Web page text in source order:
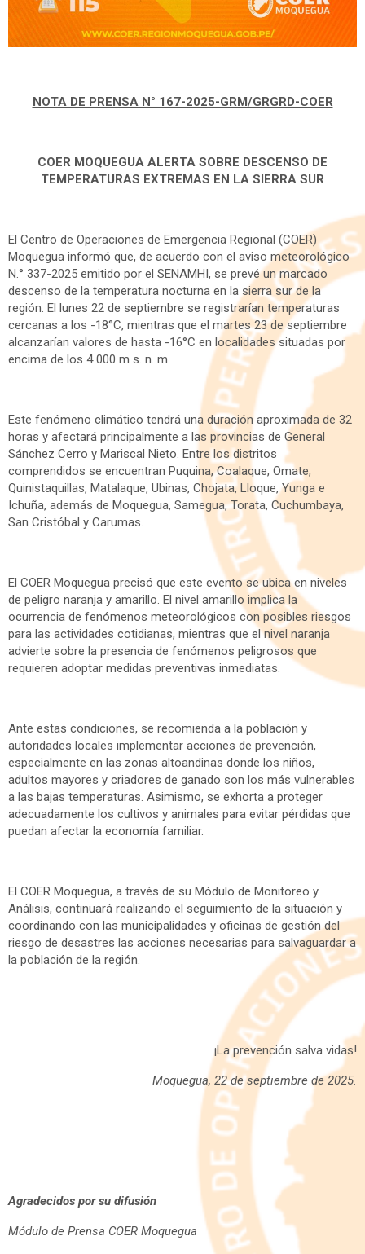
NOTA DE PRENSA N° 167-2025-GRM/GRGRD-COER
COER MOQUEGUA ALERTA SOBRE DESCENSO DE
TEMPERATURAS EXTREMAS EN LA SIERRA SUR
El Centro de Operaciones de Emergencia Regional (COER)
Moquegua informó que, de acuerdo con el aviso meteorológico
N.° 337-2025 emitido por el SENAMHI, se prevé un marcado
descenso de la temperatura nocturna en la sierra sur de la
región. El lunes 22 de septiembre se registrarían temperaturas
cercanas a los -18°C, mientras que el martes 23 de septiembre
alcanzarían valores de hasta -16°C en localidades situadas por
encima de los 4 000 m s. n. m.
Este fenómeno climático tendrá una duración aproximada de 32
horas y afectará principalmente a las provincias de General
Sánchez Cerro y Mariscal Nieto. Entre los distritos
comprendidos se encuentran Puquina, Coalaque, Omate,
Quinistaquillas, Matalaque, Ubinas, Chojata, Lloque, Yunga e
Ichuña, además de Moquegua, Samegua, Torata, Cuchumbaya,
San Cristóbal y Carumas.
El COER Moquegua precisó que este evento se ubica en niveles
de peligro naranja y amarillo. El nivel amarillo implica la
ocurrencia de fenómenos meteorológicos con posibles riesgos
para las actividades cotidianas, mientras que el nivel naranja
advierte sobre la presencia de fenómenos peligrosos que
requieren adoptar medidas preventivas inmediatas.
Ante estas condiciones, se recomienda a la población y
autoridades locales implementar acciones de prevención,
especialmente en las zonas altoandinas donde los niños,
adultos mayores y criadores de ganado son los más vulnerables
a las bajas temperaturas. Asimismo, se exhorta a proteger
adecuadamente los cultivos y animales para evitar pérdidas que
puedan afectar la economía familiar.
El COER Moquegua, a través de su Módulo de Monitoreo y
Análisis, continuará realizando el seguimiento de la situación y
coordinando con las municipalidades y oficinas de gestión del
riesgo de desastres las acciones necesarias para salvaguardar a
la población de la región.
¡La prevención salva vidas!
Moquegua, 22 de septiembre de 2025.
Agradecidos por su difusión
Módulo de Prensa COER Moquegua